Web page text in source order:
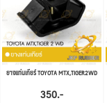
ยางแท่นเกียร์ TOYOTA MTX,TIGER2WD
350.-